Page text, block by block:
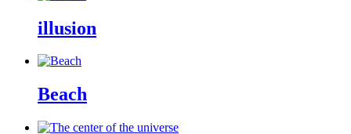
illusion
Beach